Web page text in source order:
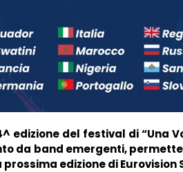
edizione del festival di “Una
da band emergenti,
edizione di Eurovision